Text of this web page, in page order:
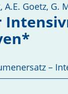
Goetz, G.
–